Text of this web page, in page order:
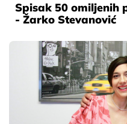
Spisak 50 omiljenih
- Žarko Stevanović